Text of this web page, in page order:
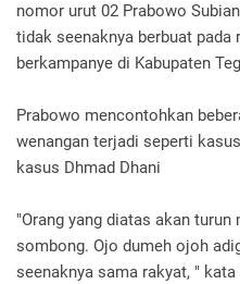
nomor urut 02 Prabowo
tidak seenaknya berbuat
berkampanye di Kabupaten
Prabowo mencontohkan
wenangan terjadi seperti
kasus Dhmad Dhani
"Orang yang diatas akan
sombong. Ojo dumeh ojoh
seenaknya sama rakyat, "